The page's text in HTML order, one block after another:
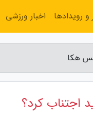
هکا
اجتناب کرد؟
و رویدادها اخبار ورزشی